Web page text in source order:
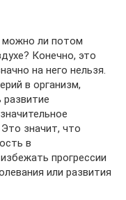
можно ли потом
Конечно, это
на него нельзя.
в организм,
значит, что
в
прогрессии
или развития